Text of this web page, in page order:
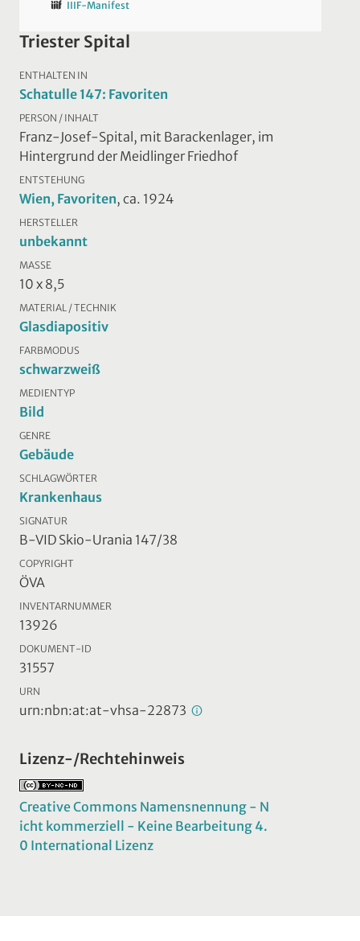
IIIF-Manifest
Triester Spital
ENTHALTEN IN
Schatulle 147: Favoriten
PERSON / INHALT
Franz-Josef-Spital, mit Barackenlager, im
Hintergrund der Meidlinger Friedhof
ENTSTEHUNG
Wien, Favoriten, ca. 1924
HERSTELLER
unbekannt
MASSE
10 x 8,5
MATERIAL / TECHNIK
Glasdiapositiv
FARBMODUS
schwarzweiß
MEDIENTYP
Bild
GENRE
Gebäude
SCHLAGWÖRTER
Krankenhaus
SIGNATUR
B-VID Skio-Urania 147/38
COPYRIGHT
ÖVA
INVENTARNUMMER
13926
DOKUMENT-ID
31557
URN
urn:nbn:at:at-vhsa-22873
Lizenz-/Rechtehinweis
Creative Commons Namensnennung - N
icht kommerziell - Keine Bearbeitung 4.
0 International Lizenz